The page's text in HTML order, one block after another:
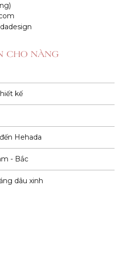
CHO NÀNG
kế
Hehada
- Bắc
dâu xinh